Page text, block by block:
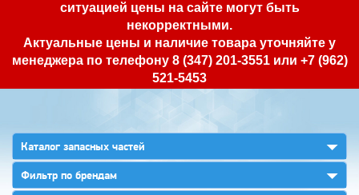
ситуацией цены на сайте могут быть
некорректными.
Актуальные цены и наличие товара уточняйте у
менеджера по телефону 8 (347) 201-3551или +7 (962)
521-5453
Каталог запасных частей ▼
Фильтр по брендам ▼